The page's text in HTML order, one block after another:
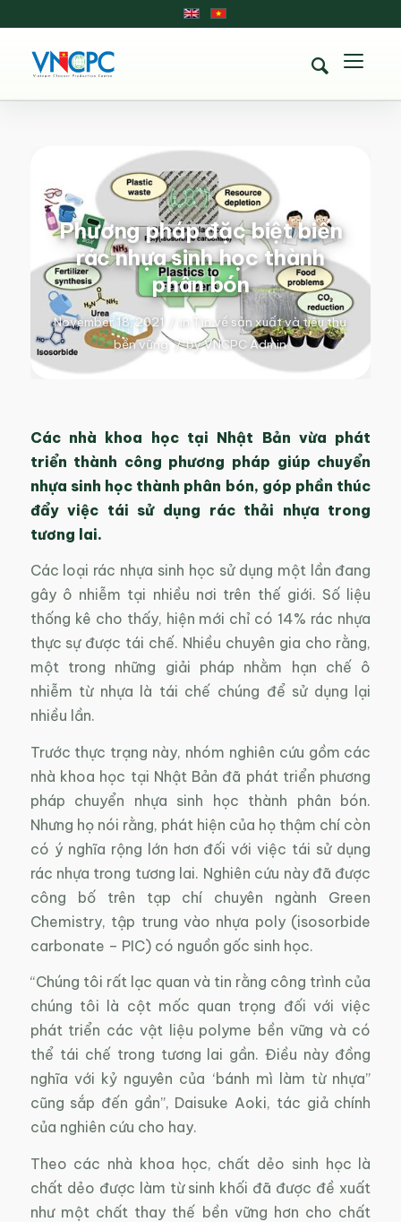
Phương pháp đặc biệt biến
rác nhựa sinh học thành
phân bón
November 18, 2021 in
Tin về sản xuất và tiêu thụ
bền vững / byVNCPC Admin
Các nhà khoa học tại Nhật Bản vừa phát
triển thành công phương pháp giúp chuyển
nhựa sinh học thành phân bón, góp phần thúc
đẩy việc tái sử dụng rác thải nhựa trong
tương lai.
Các loại rác nhựa sinh học sử dụng một lần đang
gây ô nhiễm tại nhiều nơi trên thế giới. Số liệu
thống kê cho thấy, hiện mới chỉ có 14% rác nhựa
thực sự được tái chế. Nhiều chuyên gia cho rằng,
một trong những giải pháp nhằm hạn chế ô
nhiễm từ nhựa là tái chế chúng để sử dụng lại
nhiều lần.
Trước thực trạng này, nhóm nghiên cứu gồm các
nhà khoa học tại Nhật Bản đã phát triển phương
pháp chuyển nhựa sinh học thành phân bón.
Nhưng họ nói rằng, phát hiện của họ thậm chí còn
có ý nghĩa rộng lớn hơn đối với việc tái sử dụng
rác nhựa trong tương lai. Nghiên cứu này đã được
công bố trên tạp chí chuyên ngành Green
Chemistry, tập trung vào nhựa poly (isosorbide
carbonate – PIC) có nguồn gốc sinh học.
“Chúng tôi rất lạc quan và tin rằng công trình của
chúng tôi là cột mốc quan trọng đối với việc
phát triển các vật liệu polyme bền vững và có
thể tái chế trong tương lai gần. Điều này đồng
nghĩa với kỷ nguyên của ‘bánh mì làm từ nhựa”
cũng sắp đến gần”, Daisuke Aoki, tác giả chính
của nghiên cứu cho hay.
Theo các nhà khoa học, chất dẻo sinh học là
chất dẻo được làm từ sinh khối đã được đề xuất
như một chất thay thế bền vững hơn cho chất